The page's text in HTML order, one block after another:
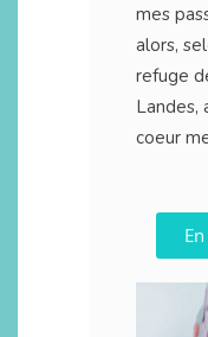
mes
alors,
refuge
Landes,
coeur